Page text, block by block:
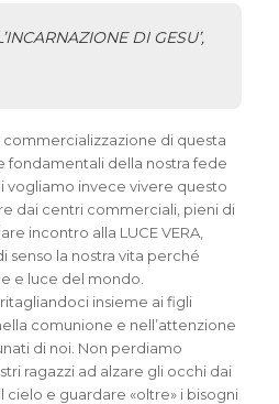
DI GESU’,
di questa
fondamentali della nostra fede
vogliamo invece vivere questo
dai centri commerciali, pieni di
incontro alla LUCE VERA,
senso la nostra vita perché
e luce del mondo.
insieme ai figli
comunione e nell’attenzione
di noi. Non perdiamo
ragazzi ad alzare gli occhi dai
cielo e guardare «oltre» i bisogni